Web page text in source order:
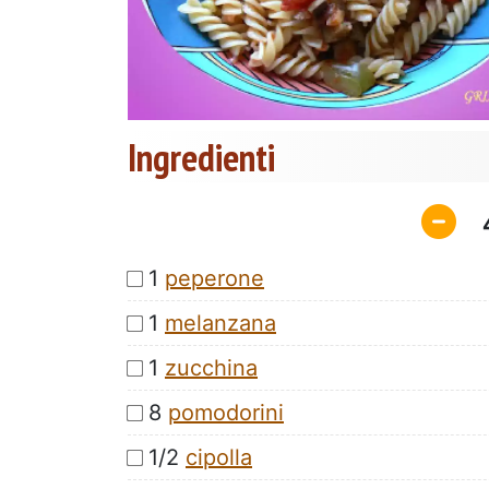
Ingredienti
1 peperone
1 melanzana
1 zucchina
8 pomodorini
1/2 cipolla